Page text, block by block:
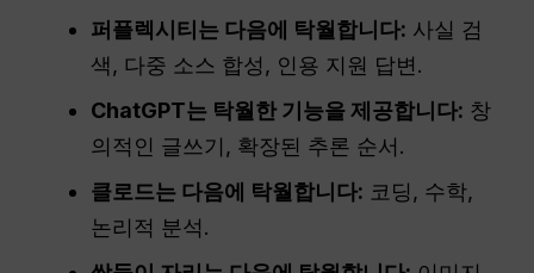
퍼플렉시티는 다음에 탁월합니다: 사실 검
색, 다중 소스 합성, 인용 지원 답변.
ChatGPT는 탁월한 기능을 제공합니다: 창
의적인 글쓰기, 확장된 추론 순서.
클로드는 다음에 탁월합니다: 코딩, 수학,
논리적 분석.